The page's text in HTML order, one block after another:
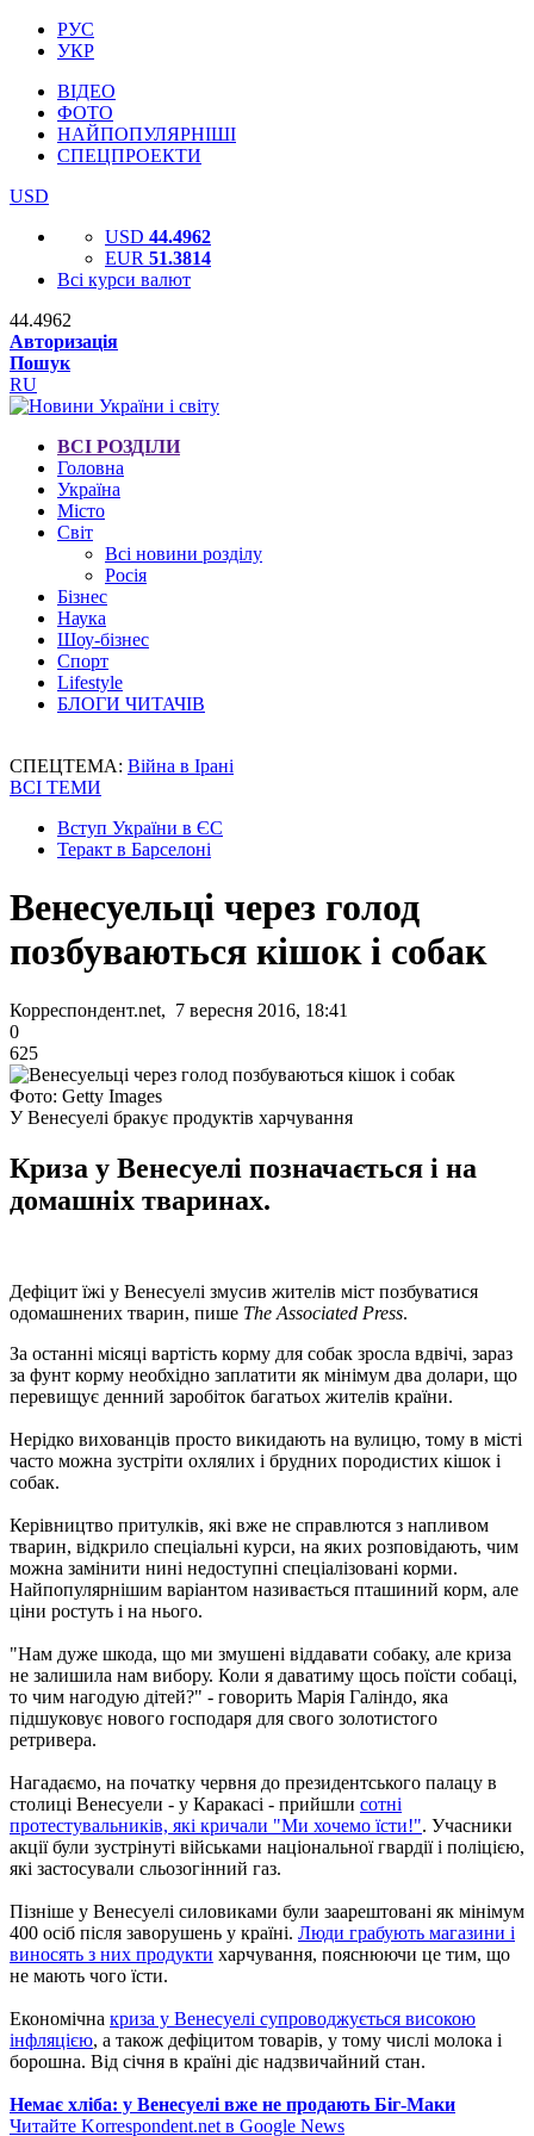
РУС
УКР
ВІДЕО
ФОТО
НАЙПОПУЛЯРНІШІ
СПЕЦПРОЕКТИ
USD
USD 44.4962
EUR 51.3814
Всі курси валют
44.4962
Авторизація
Пошук
RU
ВСІ РОЗДІЛИ
Головна
Україна
Місто
Світ
Всі новини розділу
Росія
Бізнес
Наука
Шоу-бізнес
Спорт
Lifestyle
БЛОГИ ЧИТАЧІВ
СПЕЦТЕМА: Війна в Ірані
ВСІ ТЕМИ
Вступ України в ЄС
Теракт в Барселоні
Венесуельці через голод
позбуваються кішок і собак
Корреспондент.net, 7 вересня 2016, 18:41
0
625
Фото: Getty Images
У Венесуелі бракує продуктів харчування
Криза у Венесуелі позначається і на
домашніх тваринах.
Дефіцит їжі у Венесуелі змусив жителів міст позбуватися
одомашнених тварин, пише The Associated Press.
За останні місяці вартість корму для собак зросла вдвічі, зараз
за фунт корму необхідно заплатити як мінімум два долари, що
перевищує денний заробіток багатьох жителів країни.
Нерідко вихованців просто викидають на вулицю, тому в місті
часто можна зустріти охлялих і брудних породистих кішок і
собак.
Керівництво притулків, які вже не справлются з напливом
тварин, відкрило спеціальні курси, на яких розповідають, чим
можна замінити нині недоступні спеціалізовані корми.
Найпопулярнішим варіантом називається пташиний корм, але
ціни ростуть і на нього.
"Нам дуже шкода, що ми змушені віддавати собаку, але криза
не залишила нам вибору. Коли я даватиму щось поїсти собаці,
то чим нагодую дітей?" - говорить Марія Галіндо, яка
підшуковує нового господаря для свого золотистого
ретривера.
Нагадаємо, на початку червня до президентського палацу в
столиці Венесуели - у Каракасі - прийшли сотні
протестувальників, які кричали "Ми хочемо їсти!". Учасники
акції були зустрінуті військами національної гвардії і поліцією,
які застосували сльозогінний газ.
Пізніше у Венесуелі силовиками були заарештовані як мінімум
400 осіб після заворушень у країні. Люди грабують магазини і
виносять з них продукти харчування, пояснюючи це тим, що
не мають чого їсти.
Економічна криза у Венесуелі супроводжується високою
інфляцією, а також дефіцитом товарів, у тому числі молока і
борошна. Від січня в країні діє надзвичайний стан.
Немає хліба: у Венесуелі вже не продають Біг-Маки
Читайте Korrespondent.net в Google News